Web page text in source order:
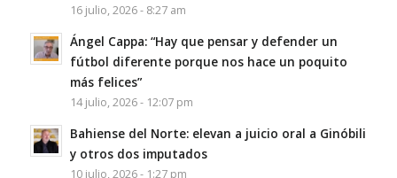
16 julio, 2026 - 8:27 am
Ángel Cappa: “Hay que pensar y defender un
fútbol diferente porque nos hace un poquito
más felices”
14 julio, 2026 - 12:07 pm
Bahiense del Norte: elevan a juicio oral a Ginóbili
y otros dos imputados
10 julio, 2026 - 1:27 pm